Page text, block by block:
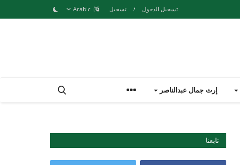
تسجيل الدخول / تسجيل
إرث جمال عبدالناصر
تابعنا